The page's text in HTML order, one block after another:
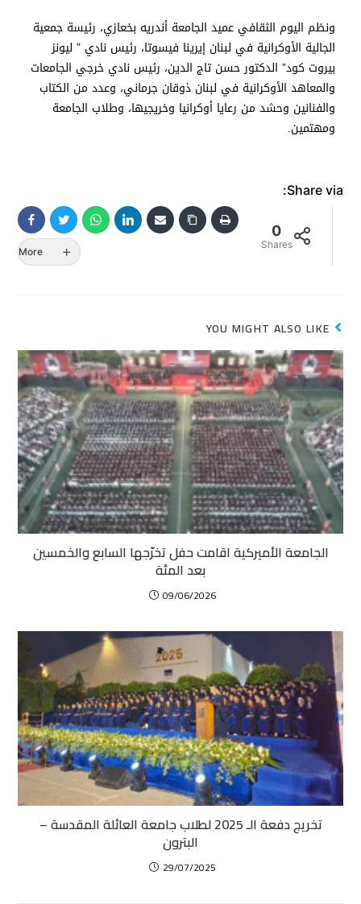
ونظم اليوم الثقافي عميد الجامعة أندريه بخعازي، رئيسة جمعية
الجالية الأوكرانية في لبنان إيرينا فيسوتا، رئيس نادي ” ليونز
بيروت كود” الدكتور حسن تاج الدين، رئيس نادي خرجي الجامعات
والمعاهد الأوكرانية في لبنان ذوقان جرماني، وعدد من الكتاب
والفنانين وحشد من رعايا أوكرانيا وخريجيها، وطلاب الجامعة
ومهتمين.
Share via:
0
Shares
More
YOU MIGHT ALSO LIKE
الجامعة الأميركية اقامت حفل تخرّجها السابع والخمسين
بعد المئة
09/06/2026
تخريج دفعة الـ 2025 لطلاب جامعة العائلة المقدسة –
البترون
29/07/2025